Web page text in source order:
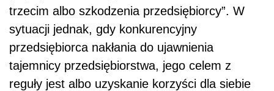
trzecim albo szkodzenia przedsiębiorcy”. W
sytuacji jednak, gdy konkurencyjny
przedsiębiorca nakłania do ujawnienia
tajemnicy przedsiębiorstwa, jego celem z
reguły jest albo uzyskanie korzyści dla siebie